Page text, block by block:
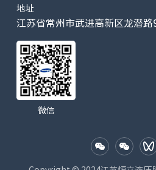
地址
江苏省常州市武进高新区龙潜路
微信